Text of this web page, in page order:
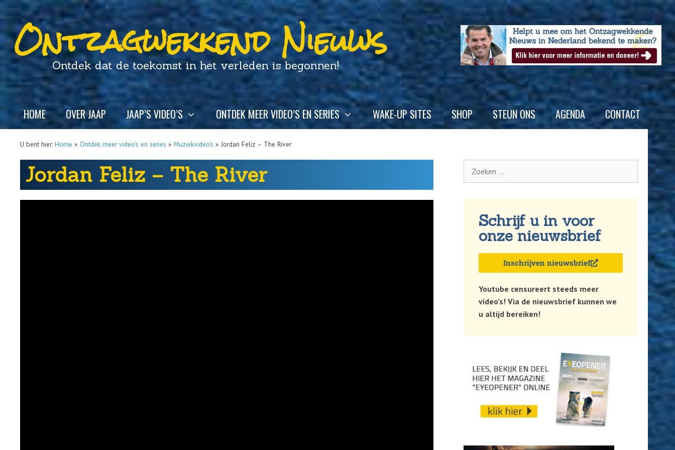
Ontzagwekkend Nieuws
Ontdek dat de toekomst in het verleden is begonnen!
HOME OVER JAAP JAAP’S VIDEO’S ONTDEK MEER VIDEO’S EN SERIES WAKE-UP SITES SHOP STEUN ONS AGENDA CONTACT
U bent hier: Home » Ontdek meer video's en series » Muziekvideo's » Jordan Feliz – The River
Jordan Feliz – The River
Schrijf u in voor
onze nieuwsbrief
Inschrijven nieuwsbrief
Youtube censureert steeds meer
video’s! Via de nieuwsbrief kunnen we
u altijd bereiken!